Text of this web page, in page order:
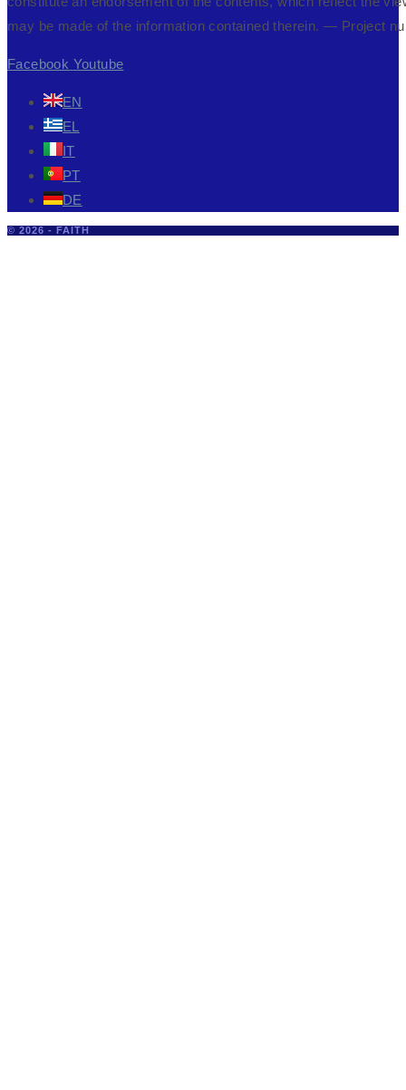
may be made of the information contained therein. — Project
Facebook Youtube
EN
EL
IT
PT
DE
© 2026 - FAITH